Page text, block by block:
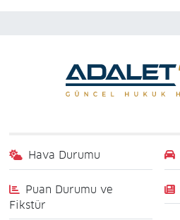
Hava Durumu
Puan Durumu ve
Fikstür